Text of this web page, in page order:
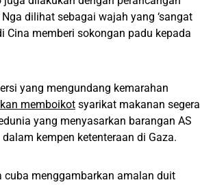
dilihat sebagai wajah yang ‘sangat
Cina memberi sokongan padu kepada
yang mengundang kemarahan
memboikot syarikat makanan segera
yang menyasarkan barangan AS
kempen ketenteraan di Gaza.
cuba menggambarkan amalan duit